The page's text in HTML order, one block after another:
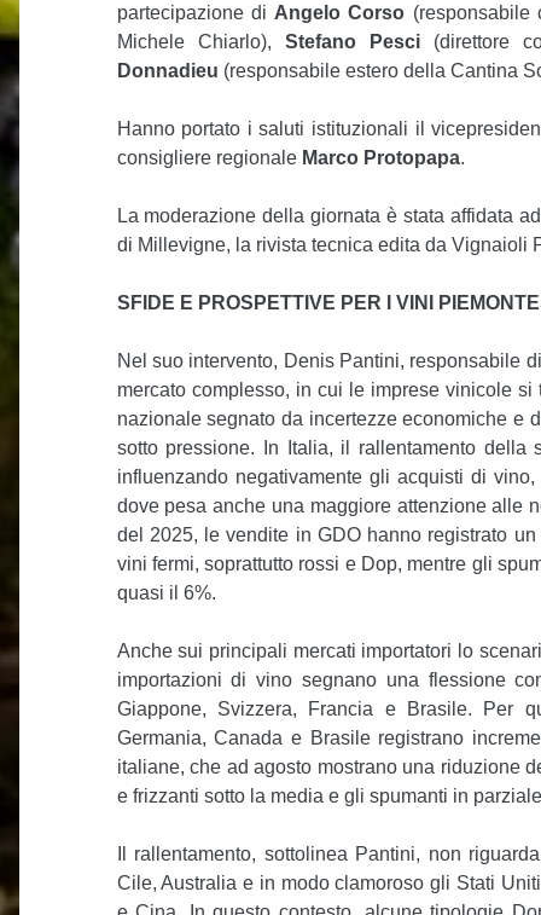
partecipazione di Angelo Corso
Michele Chiarlo), Stefano Pesci(direttore
Donnadieu (responsabile estero della Cantina
Hanno portato i saluti istituzionali il
consigliere regionale Marco Protopapa.
La moderazione della giornata è stata affidata
di Millevigne, la rivista tecnica edita da Vignaioli
SFIDE E PROSPETTIVE PER I VINI
Nel suo intervento, Denis Pantini, responsabile
mercato complesso, in cui le imprese vinicole
nazionale segnato da incertezze economiche e
sotto pressione. In Italia, il rallentamento
influenzando negativamente gli acquisti di
dove pesa anche una maggiore attenzione alle
del 2025, le vendite in GDO hanno registrato
vini fermi, soprattutto rossi e Dop, mentre gli
quasi il 6%.
Anche sui principali mercati importatori lo
importazioni di vino segnano una flessione
Giappone, Svizzera, Francia e Brasile. Per
Germania, Canada e Brasile registrano
italiane, che ad agosto mostrano una riduzione
e frizzanti sotto la media e gli spumanti in
Il rallentamento, sottolinea Pantini, non
Cile, Australia e in modo clamoroso gli Stati